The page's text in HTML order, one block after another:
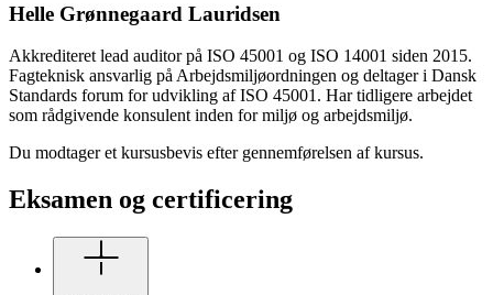
Helle Grønnegaard Lauridsen
Akkrediteret lead auditor på ISO 45001 og ISO 14001 siden 2015.
Fagteknisk ansvarlig på Arbejdsmiljøordningen og deltager i Dansk
Standards forum for udvikling af ISO 45001. Har tidligere arbejdet
som rådgivende konsulent inden for miljø og arbejdsmiljø.
Du modtager et kursusbevis efter gennemførelsen af kursus.
Eksamen og certificering